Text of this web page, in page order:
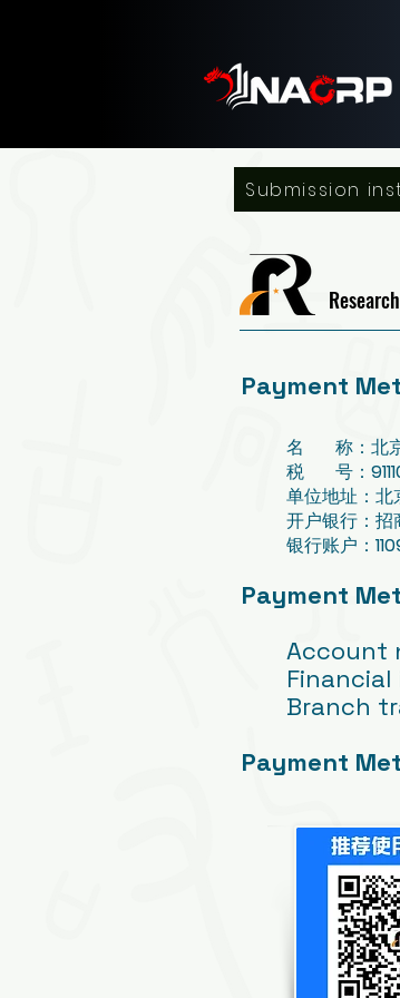
Submission
Payment
名 称：北京
税 号：
单位地址：北
开户银行：招
银行账户：
Payment
Account
Branch
Payment